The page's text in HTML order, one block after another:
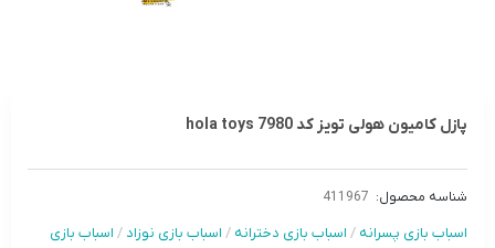
پازل کامیون هولی تویز کد 7980 hola toys
شناسه محصول: 411967
اسباب بازی پسرانه / اسباب بازی دخترانه / اسباب بازی نوزاد / اسباب بازی